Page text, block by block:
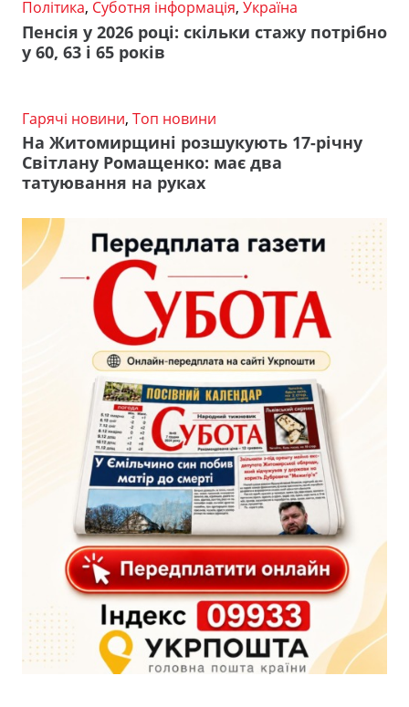
Політика, Суботня інформація, Україна
Пенсія у 2026 році: скільки стажу потрібно
у 60, 63 і 65 років
Гарячі новини, Топ новини
На Житомирщині розшукують 17-річну
Світлану Ромащенко: має два
татуювання на руках